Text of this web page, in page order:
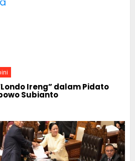
Ireng” dalam Pidato
Subianto